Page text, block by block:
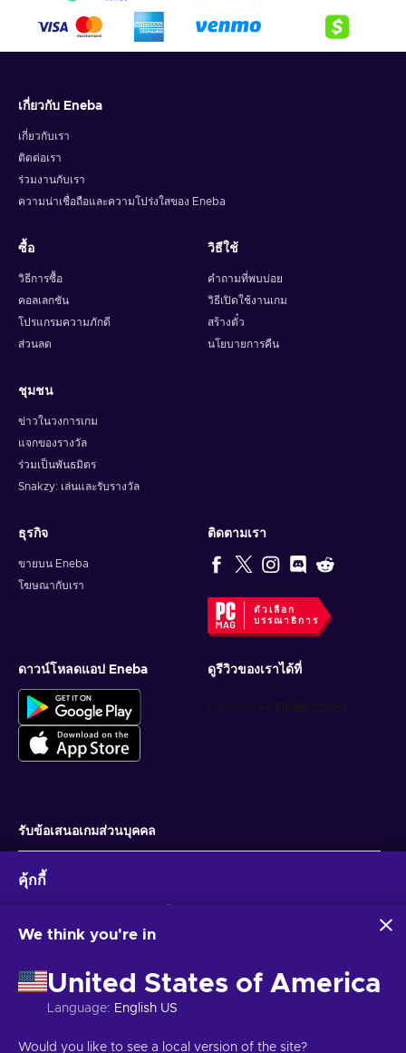
เกี่ยวกับ Eneba
เกี่ยวกับเรา
ติดต่อเรา
ร่วมงานกับเรา
ความน่าเชื่อถือและความโปร่งใสของ Eneba
ซื้อ
วิธีการซื้อ
คอลเลกชัน
โปรแกรมความภักดี
ส่วนลด
วิธีใช้
คำถามที่พบบ่อย
วิธีเปิดใช้งานเกม
สร้างตั๋ว
นโยบายการคืน
ชุมชน
ข่าวในวงการเกม
แจกของรางวัล
ร่วมเป็นพันธมิตร
Snakzy: เล่นและรับรางวัล
ธุรกิจ
ขายบน Eneba
โฆษณากับเรา
ติดตามเรา
ตัวเลือก
บรรณาธิการ
ดาวน์โหลดแอป Eneba ดูรีวิวของเราได้ที่
รับข้อเสนอเกมส่วนบุคคล
ลิขสิทธิ์ © 2026 Eneba. สงวนลิขสิทธิ์. JSC “Helis play”, Gyneju St. 4-333, วิ
คุ้กกี้
รวบรวมและวิเคราะห์ข้อมูลเกี่ยวกับผู้ใช้เว็บไซต์นี้ เราใช้ข้อมูลนี้เพื่อ
บุคคลของคุณอาจถูกนำไปใช้เพื่อปรับแต่งโฆษณา
การคลิก 'ยอมรับทั้งหมด' หมายความว่าคุณยินยอมให้ Eneba และ
พันธมิตรใช้เทคโนโลยีเหล่านี้ คุณสามารถปรับเปลี่ยนความยินยอม
สำหรับข้อมูลเพิ่มเติมเกี่ยวกับวิธีที่ Google ใช้ข้อมูลของคุณ โปรดดู
We think you're in
United States of America
Language: English US
Would you like to see a local version of the site?